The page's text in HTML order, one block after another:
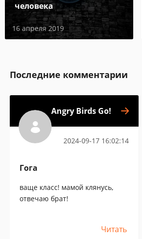
человека
16 апреля 2019
Последние комментарии
Angry Birds Go!
2024-09-17 16:02:14
Гога
ваще класс! мамой клянусь,
отвечаю брат!
Читать